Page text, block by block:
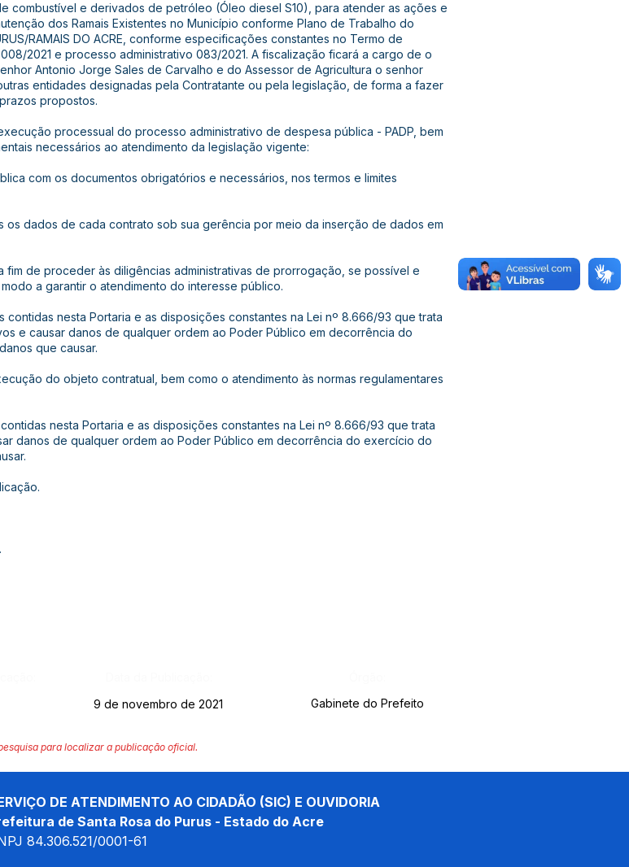
combustível e derivados de petróleo (Óleo diesel S10), para atender as ações e
dos Ramais Existentes no Município conforme Plano de Trabalho do
RAMAIS DO ACRE, conforme especificações constantes no Termo de
2021 e processo administrativo 083/2021. A fiscalização ficará a cargo de o
Antonio Jorge Sales de Carvalho e do Assessor de Agricultura o senhor
entidades designadas pela Contratante ou pela legislação, de forma a fazer
propostos.
processual do processo administrativo de despesa pública - PADP, bem
necessários ao atendimento da legislação vigente:
com os documentos obrigatórios e necessários, nos termos e limites
os dados de cada contrato sob sua gerência por meio da inserção de dados em
fim de proceder às diligências administrativas de prorrogação, se possível e
a garantir o atendimento do interesse público.
nesta Portaria e as disposições constantes na Lei nº 8.666/93 que trata
e causar danos de qualquer ordem ao Poder Público em decorrência do
que causar.
do objeto contratual, bem como o atendimento às normas regulamentares
nesta Portaria e as disposições constantes na Lei nº 8.666/93 que trata
danos de qualquer ordem ao Poder Público em decorrência do exercício do
9 de novembro de 2021 Gabinete do Prefeito
para localizar a publicação oficial.
DE ATENDIMENTO AO CIDADÃO (SIC) E OUVIDORIA
de Santa Rosa do Purus - Estado do Acre
84.306.521/0001-61